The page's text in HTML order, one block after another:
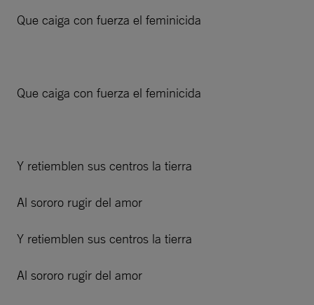
Que caiga con fuerza el feminicida
Que caiga con fuerza el feminicida
Y retiemblen sus centros la tierra
Al sororo rugir del amor
Y retiemblen sus centros la tierra
Al sororo rugir del amor